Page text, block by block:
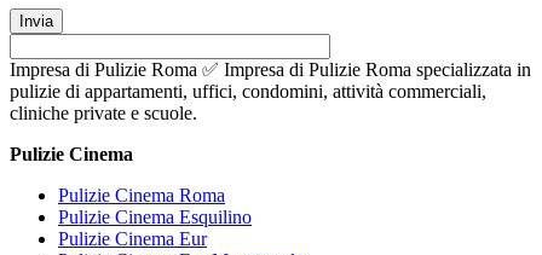
Impresa di Pulizie Roma ✅ Impresa di Pulizie Roma specializzata in
pulizie di appartamenti, uffici, condomini, attività commerciali,
cliniche private e scuole.
Pulizie Cinema
Pulizie Cinema Roma
Pulizie Cinema Esquilino
Pulizie Cinema Eur